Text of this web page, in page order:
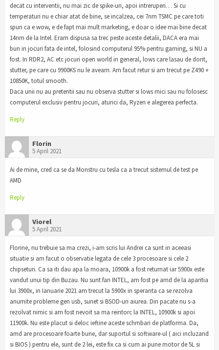
decat cu interventii, nu mai zic de spike-uri, apoi intreruperi… Si cu
temperaturi nu e chiar atat de bine, se incalzea, cei 7nm TSMC pe care toti
spun ca e wow, e de fapt mai mult marketing, e doar o idee mai bine decat
14nm de la Intel. Eram dispusa sa trec peste aceste detalii, DACA era mai
bun in jocuri fata de intel, folosind computerul 95% pentru gaming, si NU a
fost. In RDR2, AC etc jocuri open world in general, lows care lasau de dorit,
stutter, pe care cu 9900KS nu le aveam. Am facut retur si am trecut pe Z490 +
10850K, totul smooth.
Daca unii nu au pretentii sau nu observa stutter si lows mici sau nu folosesc
computerul exclusiv pentru jocuri, atunci da, Ryzen e alegerea perfecta.
Reply
Florin
5 April 2021
Ai de mine, cred ca se da Monstru cu tesla ca a trecut sistemul de test pe
AMD
Reply
Viorel
5 April 2021
Florine, nu trebuie sa ma crezi, i-am scris lui Andrei ca sunt in aceeasi
situatie si am facut o observatie legata de cele 3 procesoare si cele 2
chipseturi. Ca sa iti dau apa la moara, 10900k a fost returnat iar 5900x este
vandut unui tip din Buzau. Nu sunt fan INTEL, am fost pe amd de la aparitia
lui 3900x, in Ianuarie 2021 am trecut la 5900x in speranta ca se rezolva
anumite probleme gen usb, sunet si BSOD-uri aiurea. Din pacate nu s-a
rezolvat nimic si am fost nevoit sa ma reintorc la INTEL, 10900k si apoi
11900k. Nu este placut si deloc ieftine aceste schmbari de platforma. Da,
amd are procesoare foarte bune, dar suportul si software-ul ( aici incluzand
si BIOS ) pentru ele, sunt de 2 lei, este fix ca si cum ai pune motor de 5L si